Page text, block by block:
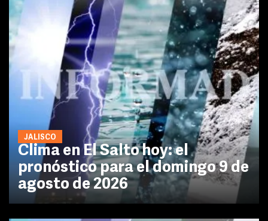
JALISCO
Clima en El Salto hoy: el
pronóstico para el domingo 9 de
agosto de 2026